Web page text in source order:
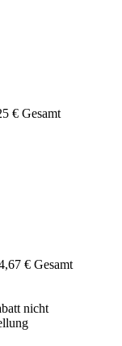
€ Gesamt
€ Gesamt
nicht